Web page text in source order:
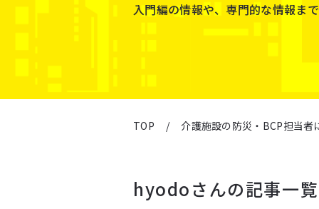
⼊⾨編の情報や、専⾨的な情報ま
TOP / 介護施設の防災・BCP担当者
hyodoさんの記事一覧